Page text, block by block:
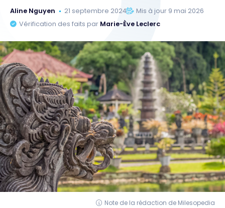
Aline Nguyen 21 septembre 2024
Mis à jour 9 mai 2026
Vérification des faits par Marie-Ève Leclerc
Note de la rédaction de Milesopedia